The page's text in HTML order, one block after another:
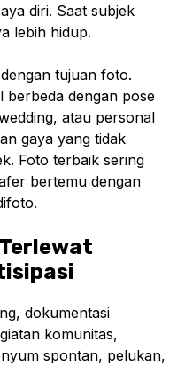
diri. Saat subjek
lebih hidup.
tujuan foto.
dengan pose
atau personal
gaya yang tidak
Foto terbaik sering
bertemu dengan
dokumentasi
komunitas,
spontan, pelukan,